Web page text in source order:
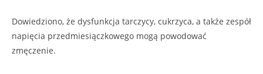
Dowiedziono, że dysfunkcja tarczycy, cukrzyca, a także zespół
napięcia przedmiesiączkowego mogą powodować
zmęczenie.